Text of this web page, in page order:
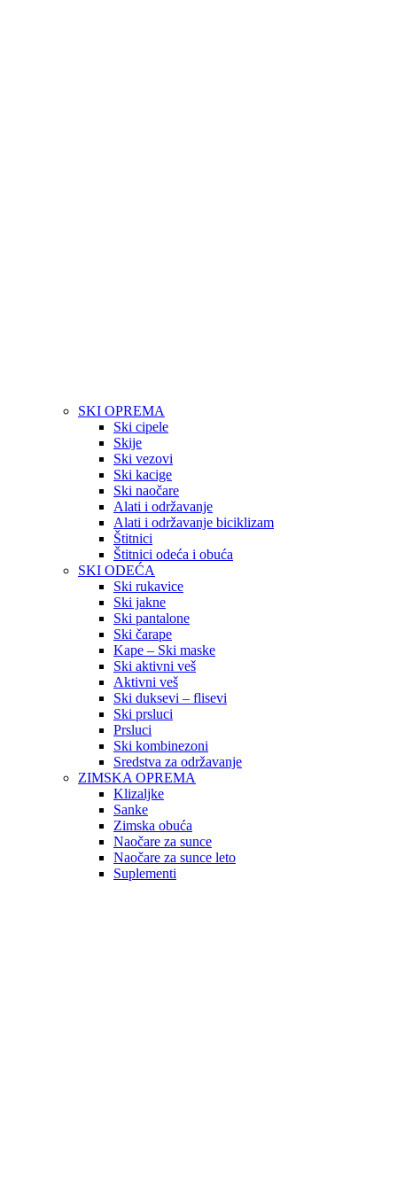
SKI OPREMA
Ski cipele
Skije
Ski vezovi
Ski kacige
Ski naočare
Alati i održavanje
Alati i održavanje biciklizam
Štitnici
Štitnici odeća i obuća
SKI ODEĆA
Ski rukavice
Ski jakne
Ski pantalone
Ski čarape
Kape – Ski maske
Ski aktivni veš
Aktivni veš
Ski duksevi – flisevi
Ski prsluci
Prsluci
Ski kombinezoni
Sredstva za održavanje
ZIMSKA OPREMA
Klizaljke
Sanke
Zimska obuća
Naočare za sunce
Naočare za sunce leto
Suplementi